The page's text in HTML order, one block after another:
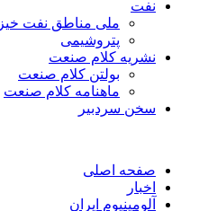
نفت
ملی مناطق نفت خیز
پتروشیمی
نشریه کلام صنعت
بولتن کلام صنعت
ماهنامه کلام صنعت
سخن سردبیر
صفحه اصلی
اخبار
آلومینیوم ایران